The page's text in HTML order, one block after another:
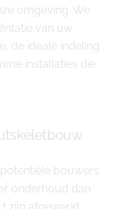
omgeving. We
van uw
de ideale indeling
installaties die
bouwers.
onderhoud dan